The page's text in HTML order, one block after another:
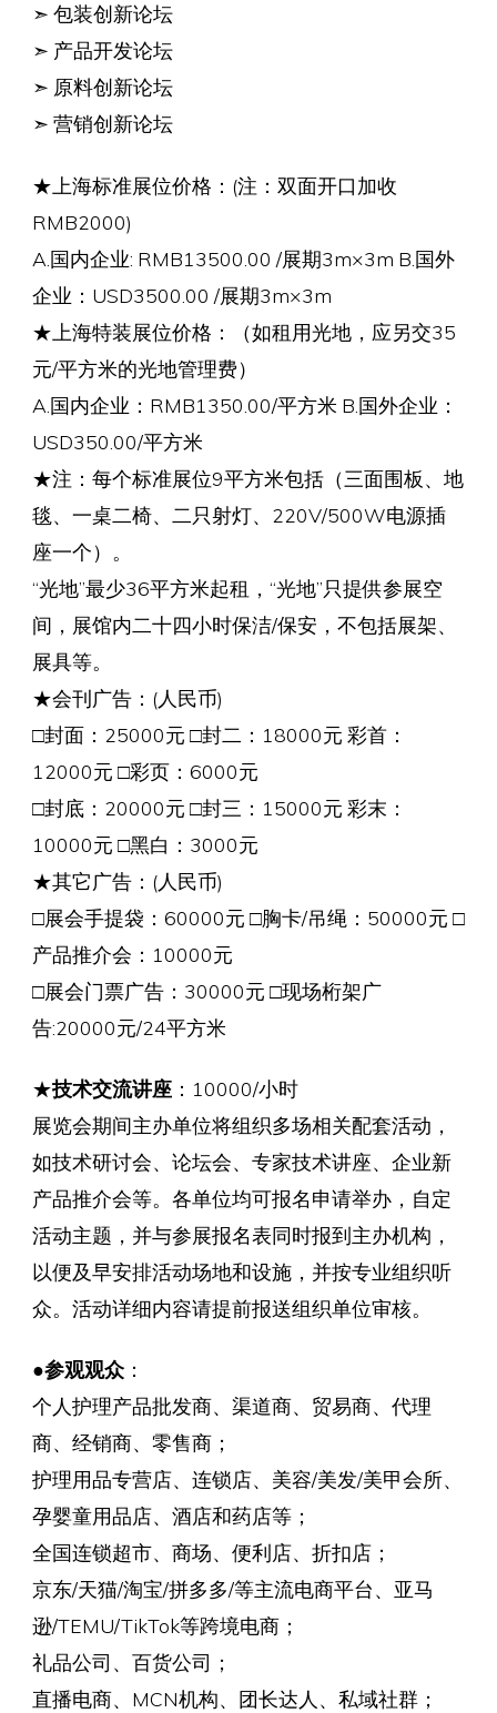
➣ 包装创新论坛
➣ 产品开发论坛
➣ 原料创新论坛
➣ 营销创新论坛
★上海标准展位价格：(注：双面开口加收
RMB2000)
A.国内企业: RMB13500.00 /展期3m×3m B.国外
企业：USD3500.00 /展期3m×3m
★上海特装展位价格：（如租用光地，应另交35
元/平方米的光地管理费）
A.国内企业：RMB1350.00/平方米 B.国外企业：
USD350.00/平方米
★注：每个标准展位9平方米包括（三面围板、地
毯、一桌二椅、二只射灯、220V/500W电源插
座一个）。
“光地”最少36平方米起租，“光地”只提供参展空
间，展馆内二十四小时保洁/保安，不包括展架、
展具等。
★会刊广告：(人民币)
□封面：25000元 □封二：18000元 彩首：
12000元 □彩页：6000元
□封底：20000元 □封三：15000元 彩末：
10000元 □黑白：3000元
★其它广告：(人民币)
□展会手提袋：60000元 □胸卡/吊绳：50000元 □
产品推介会：10000元
□展会门票广告：30000元 □现场桁架广
告:20000元/24平方米
★技术交流讲座：10000/小时
展览会期间主办单位将组织多场相关配套活动，
如技术研讨会、论坛会、专家技术讲座、企业新
产品推介会等。各单位均可报名申请举办，自定
活动主题，并与参展报名表同时报到主办机构，
以便及早安排活动场地和设施，并按专业组织听
众。活动详细内容请提前报送组织单位审核。
●参观观众：
个人护理产品批发商、渠道商、贸易商、代理
商、经销商、零售商；
护理用品专营店、连锁店、美容/美发/美甲会所、
孕婴童用品店、酒店和药店等；
全国连锁超市、商场、便利店、折扣店；
京东/天猫/淘宝/拼多多/等主流电商平台、亚马
逊/TEMU/TikTok等跨境电商；
礼品公司、百货公司；
直播电商、MCN机构、团长达人、私域社群；